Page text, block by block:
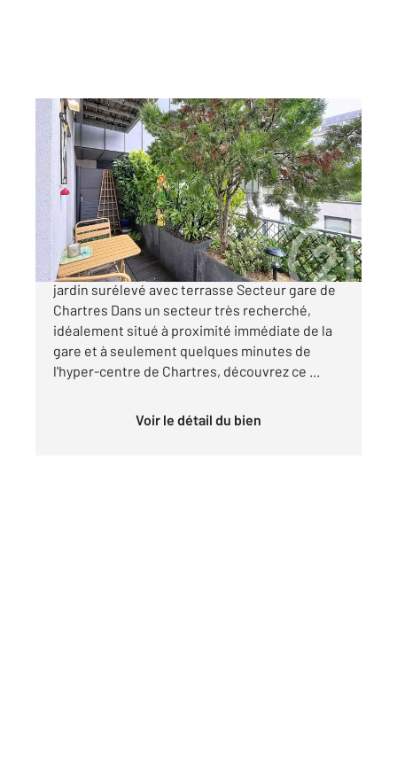
CHARTRES 28
26 m
, 1 pièce
Ref : 28109
Appartement F1 à vendre
106 000 €
CHARTRES/GARE Charmant studio en rez de
jardin surélevé avec terrasse Secteur gare de
Chartres Dans un secteur très recherché,
idéalement situé à proximité immédiate de la
gare et à seulement quelques minutes de
l'hyper-centre de Chartres, découvrez ce ...
Voir le détail du bien